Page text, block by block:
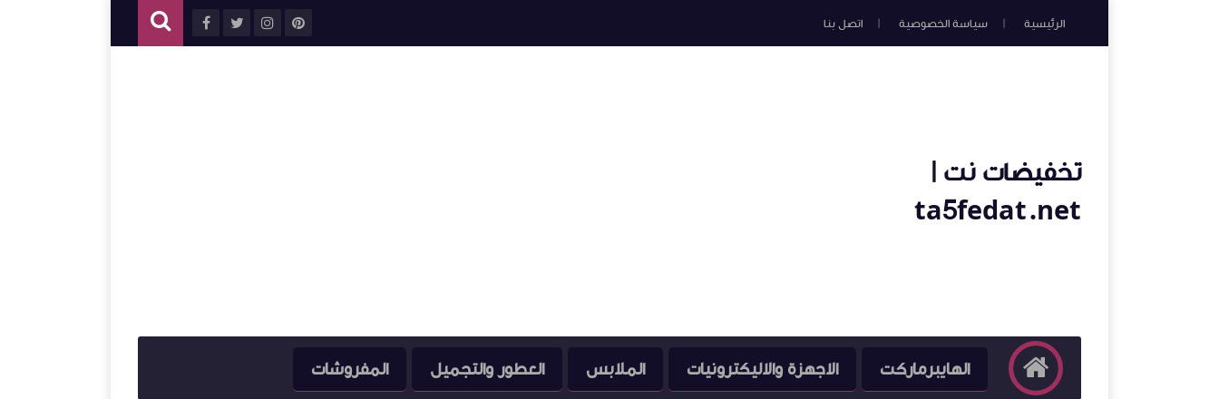
الرئيسية سياسة الخصوصية اتصل بنا
تخفيضات نت |
ta5fedat.net
الهايبرماركت الاجهزة والاليكترونيات الملابس العطور والتجميل المفروشات